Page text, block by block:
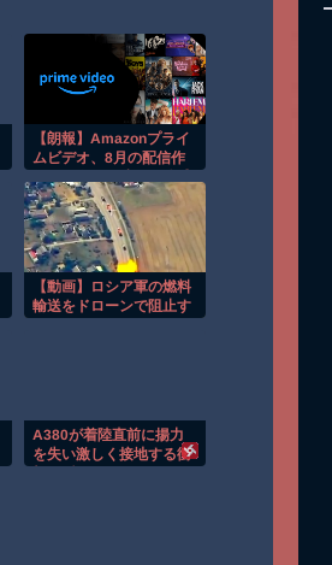
【朗報】Amazonプライ
ムビデオ、8月の配信作
気温50度越えへ
【動画】ロシア軍の燃料
輸送をドローンで阻止す
A380が着陸直前に揚力
を失い激しく接地する衝